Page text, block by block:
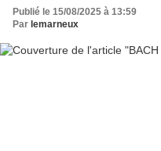
Publié le 15/08/2025 à 13:59
Par lemarneux